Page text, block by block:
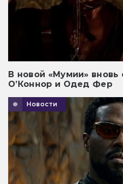
В новой «Мумии»
О’Коннор и Одед Фер
Новости